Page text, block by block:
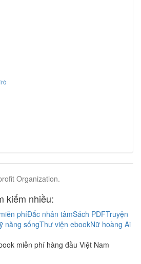
Organization.
kiếm nhiều:
phíĐắc nhân tâmSách PDFTruyện
năng sốngThư viện ebookNữ hoàng Ai
miễn phí hàng đầu Việt Nam